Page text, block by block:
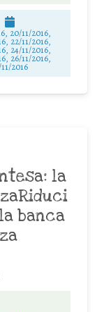
20/11/2016,
22/11/2016,
24/11/2016,
26/11/2016,
2016
la
banca